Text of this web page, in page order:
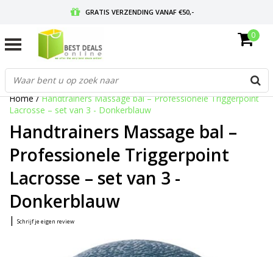
GRATIS VERZENDING VANAF €50,-
GRATIS RETOURNEREN EN 30 DAGEN BEDENKTIJD
0
Home/Handtrainers Massage bal – Professionele Triggerpoint
Lacrosse – set van 3 - Donkerblauw
Handtrainers Massage bal –
Professionele Triggerpoint
Lacrosse – set van 3 -
Donkerblauw
| Schrijf je eigen review